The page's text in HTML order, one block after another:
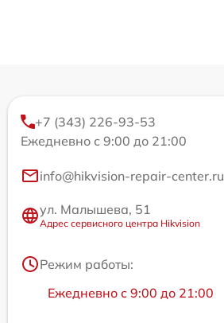
+7 (343) 226-93-53
Ежедневно с 9:00 до 21:00
info@hikvision-repair-center.ru
ул. Малышева, 51
Адрес сервисного центра Hikvision
Режим работы:
Ежедневно с 9:00 до 21:00